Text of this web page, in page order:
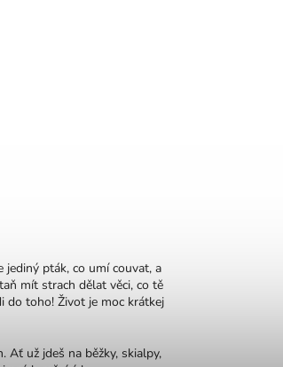
jediný pták, co umí couvat, a
mít strach dělat věci, co tě
do toho! Život je moc krátkej
už jdeš na běžky, skialpy,